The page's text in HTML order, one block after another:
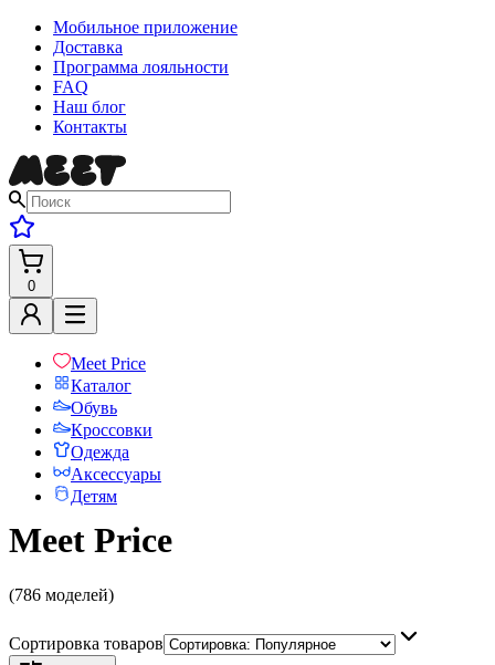
Мобильное приложение
Доставка
Программа лояльности
FAQ
Наш блог
Контакты
0
Meet Price
Каталог
Обувь
Кроссовки
Одежда
Аксессуары
Детям
Meet Price
(786 моделей)
Сортировка товаров